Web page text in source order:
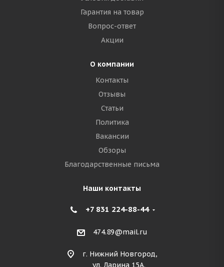
Гарантия на товар
Вопрос-ответ
Акции
О компании
Контакты
Отзывы
Статьи
Политика
Вакансии
Обзоры
Благодарственные письма
Наши контакты
+7 831 224-88-44
474.89@mail.ru
г. Нижний Новгород,
ул. Ларина 15А.